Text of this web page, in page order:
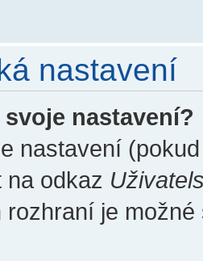
nastavení
nastavení?
nastavení
na odkaz
rozhraní je